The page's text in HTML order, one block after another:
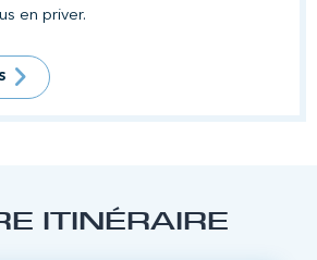
en priver.
ITINÉRAIRE